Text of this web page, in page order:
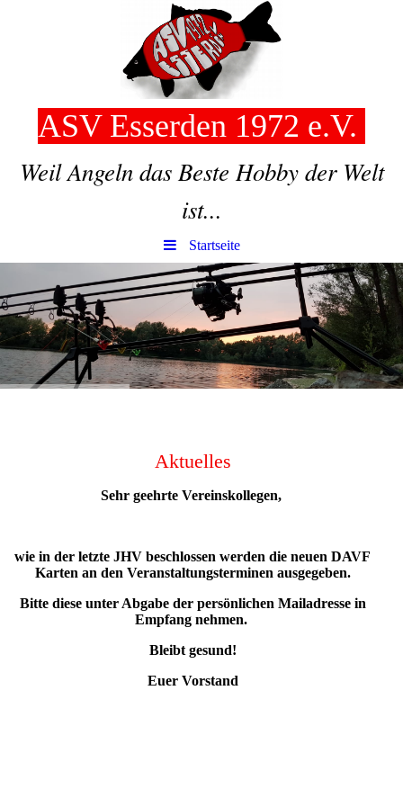
ASV Esserden 1972 e.V.
Weil Angeln das Beste Hobby der Welt
ist...
Startseite
Aktuelles
Sehr geehrte Vereinskollegen,
wie in der letzte JHV beschlossen werden die neuen DAVF
Karten an den Veranstaltungsterminen ausgegeben.
Bitte diese unter Abgabe der persönlichen Mailadresse in
Empfang nehmen.
Bleibt gesund!
Euer Vorstand